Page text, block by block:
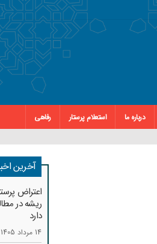
درباره ما استعلام پرستار
رفاهی
آخرین
اعتراض
ریشه در
دارد
14 مرداد 1405